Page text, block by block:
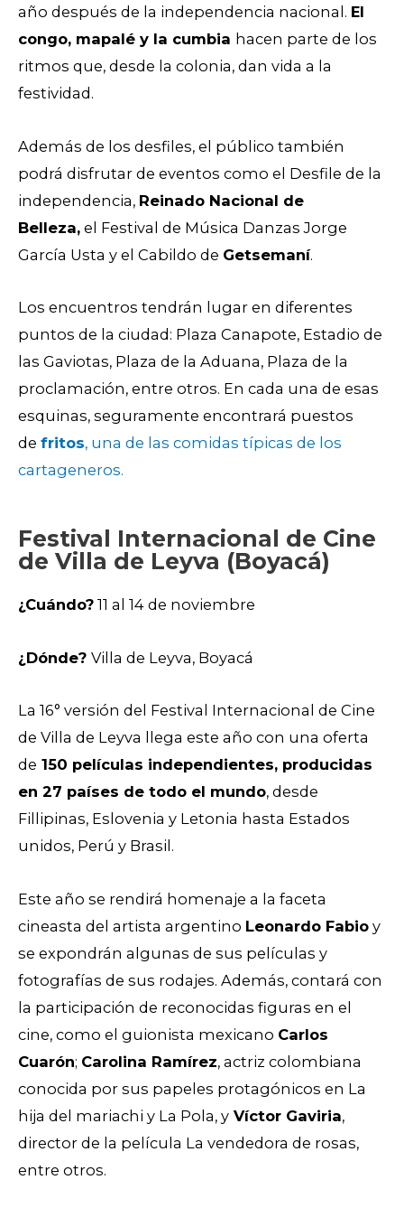
año después de la independencia nacional. El
congo, mapalé y la cumbia hacen parte de los
ritmos que, desde la colonia, dan vida a la
festividad.
Además de los desfiles, el público también
podrá disfrutar de eventos como el Desfile de la
independencia, Reinado Nacional de
Belleza, el Festival de Música Danzas Jorge
García Usta y el Cabildo de Getsemaní.
Los encuentros tendrán lugar en diferentes
puntos de la ciudad: Plaza Canapote, Estadio de
las Gaviotas, Plaza de la Aduana, Plaza de la
proclamación, entre otros. En cada una de esas
esquinas, seguramente encontrará puestos
de fritos, una de las comidas típicas de los
cartageneros.
Festival Internacional de Cine
de Villa de Leyva (Boyacá)
¿Cuándo? 11 al 14 de noviembre
¿Dónde? Villa de Leyva, Boyacá
La 16° versión del Festival Internacional de Cine
de Villa de Leyva llega este año con una oferta
de 150 películas independientes, producidas
en 27 países de todo el mundo, desde
Fillipinas, Eslovenia y Letonia hasta Estados
unidos, Perú y Brasil.
Este año se rendirá homenaje a la faceta
cineasta del artista argentino Leonardo Fabio y
se expondrán algunas de sus películas y
fotografías de sus rodajes. Además, contará con
la participación de reconocidas figuras en el
cine, como el guionista mexicano Carlos
Cuarón; Carolina Ramírez, actriz colombiana
conocida por sus papeles protagónicos en La
hija del mariachi y La Pola, y Víctor Gaviria,
director de la película La vendedora de rosas,
entre otros.